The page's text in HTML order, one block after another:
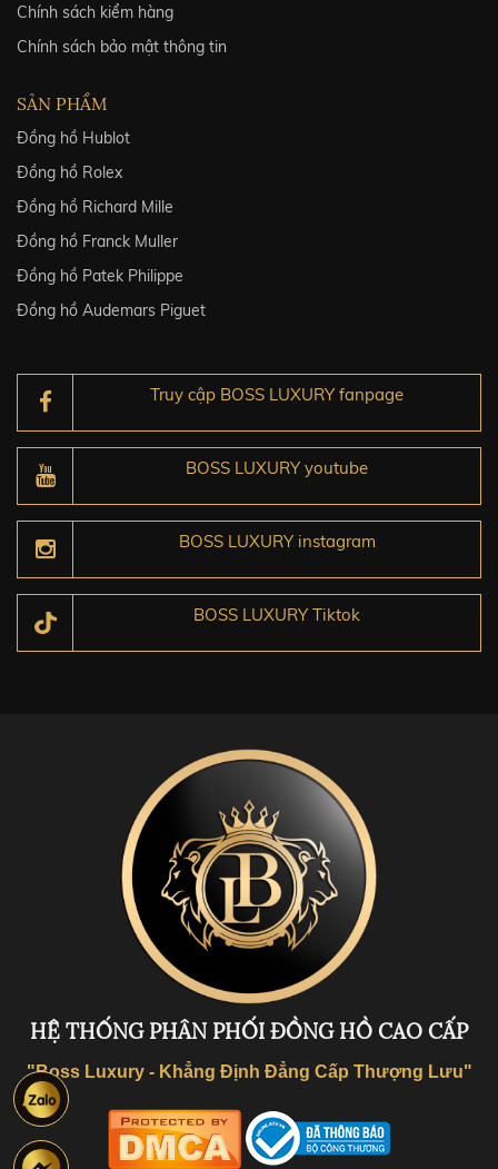
Chính sách kiểm hàng
Chính sách bảo mật thông tin
SẢN PHẨM
Đồng hồ Hublot
Đồng hồ Rolex
Đồng hồ Richard Mille
Đồng hồ Franck Muller
Đồng hồ Patek Philippe
Đồng hồ Audemars Piguet
Truy cập BOSS LUXURY fanpage
BOSS LUXURY youtube
BOSS LUXURY instagram
BOSS LUXURY Tiktok
HỆ THỐNG PHÂN PHỐI ĐỒNG HỒ CAO CẤP
"Boss Luxury - Khẳng Định Đẳng Cấp Thượng Lưu"